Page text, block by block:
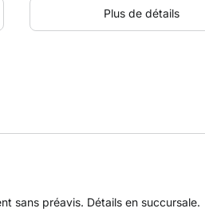
Plus de détails
sans préavis. Détails en succursale.